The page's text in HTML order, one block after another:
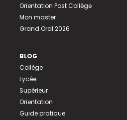
Orientation Post Collège
Mon master
Grand Oral 2026
BLOG
Collège
Lycée
Supérieur
Orientation
Guide pratique